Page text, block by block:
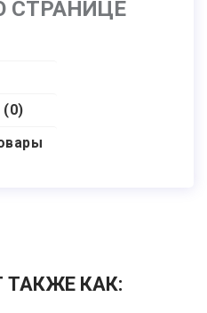
СТРАНИЦЕ
(0)
ТАКЖЕ КАК: